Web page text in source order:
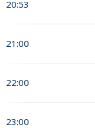
20:53
21:00
22:00
23:00